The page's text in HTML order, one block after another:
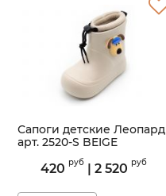
Сапоги детские Леопард
арт. 2520-S BEIGE
2520-S
420 руб| 2 520 руб